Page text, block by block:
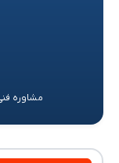
مشاوره